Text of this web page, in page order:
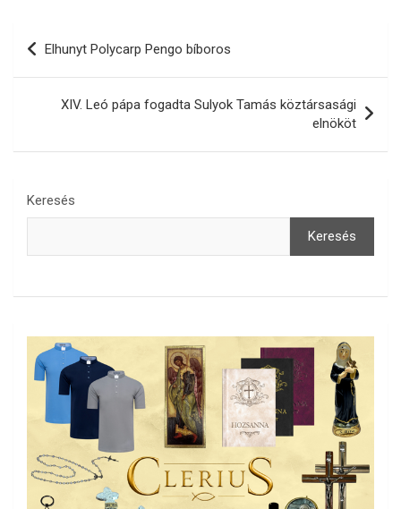
Bejegyzés
navigáció
Elhunyt Polycarp Pengo bíboros
XIV. Leó pápa fogadta Sulyok Tamás köztársasági
elnököt
Keresés
Keresés